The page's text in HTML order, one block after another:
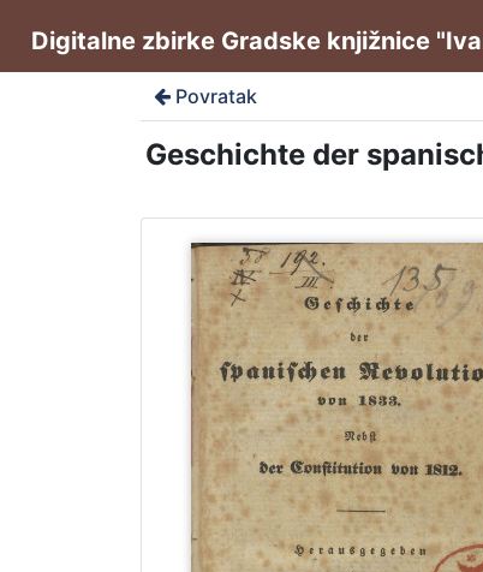
Digitalne zbirke Gradske knjižnice
Povratak
Geschichte der